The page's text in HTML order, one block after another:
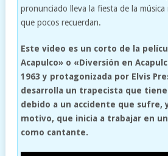
pronunciado lleva la fiesta de la música
que pocos recuerdan.
Este video es un corto de la
Acapulco» o «Diversión en
1963 y protagonizada por Elvis
desarrolla un trapecista que
debido a un accidente que sufre,
motivo, que inicia a trabajar en
como cantante.